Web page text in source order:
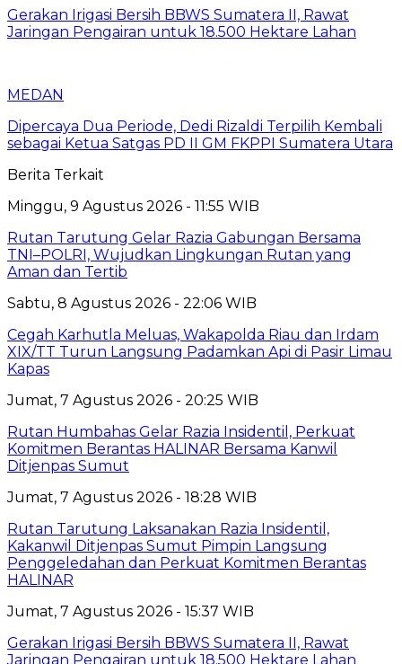
Gerakan Irigasi Bersih BBWS Sumatera II, Rawat
Jaringan Pengairan untuk 18.500 Hektare Lahan
MEDAN
Dipercaya Dua Periode, Dedi Rizaldi Terpilih Kembali
sebagai Ketua Satgas PD II GM FKPPI Sumatera Utara
Berita Terkait
Minggu, 9 Agustus 2026 - 11:55 WIB
Rutan Tarutung Gelar Razia Gabungan Bersama
TNI–POLRI, Wujudkan Lingkungan Rutan yang
Aman dan Tertib
Sabtu, 8 Agustus 2026 - 22:06 WIB
Cegah Karhutla Meluas, Wakapolda Riau dan Irdam
XIX/TT Turun Langsung Padamkan Api di Pasir Limau
Kapas
Jumat, 7 Agustus 2026 - 20:25 WIB
Rutan Humbahas Gelar Razia Insidentil, Perkuat
Komitmen Berantas HALINAR Bersama Kanwil
Ditjenpas Sumut
Jumat, 7 Agustus 2026 - 18:28 WIB
Rutan Tarutung Laksanakan Razia Insidentil,
Kakanwil Ditjenpas Sumut Pimpin Langsung
Penggeledahan dan Perkuat Komitmen Berantas
HALINAR
Jumat, 7 Agustus 2026 - 15:37 WIB
Gerakan Irigasi Bersih BBWS Sumatera II, Rawat
Jaringan Pengairan untuk 18.500 Hektare Lahan